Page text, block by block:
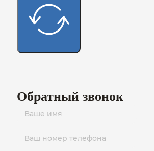
Обратный звонок